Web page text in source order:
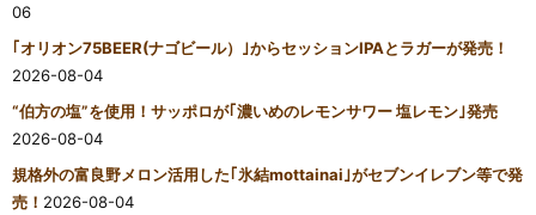
06
｢オリオン75BEER(ナゴビール）｣からセッションIPAとラガーが発売！
2026-08-04
“伯方の塩”を使用！サッポロが｢濃いめのレモンサワー 塩レモン｣発売
2026-08-04
規格外の富良野メロン活用した｢氷結mottainai｣がセブンイレブン等で発
売！ 2026-08-04